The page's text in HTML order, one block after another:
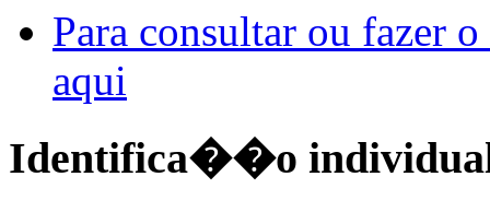
Para consultar ou fazer
aqui
Identifica��o